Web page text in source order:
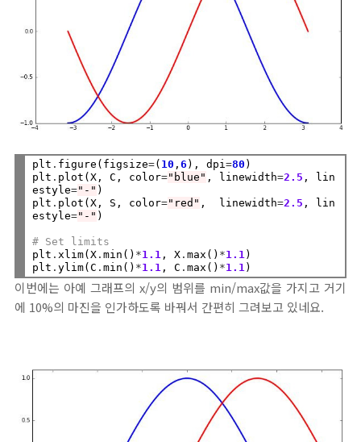
plt . figure(figsize=( 10 ,6 ), dpi=80 )
plt . plot(X, C, color="blue" , linewidth=2.5 , lin
estyle="-" )
plt . plot(X, S, color="red" ,  linewidth=2.5 , lin
estyle="-" )
# Set limits
plt .xlim(X .min() *1.1 , X .max() *1.1)
plt .ylim(C .min() *1.1 , C .max() *1.1
이번에는 아예 그래프의 x/y의 범위를 min/max값을 가지고 거기
에 10%의 마진을 인가하도록 바꿔서 간편히 그려보고 있네요.